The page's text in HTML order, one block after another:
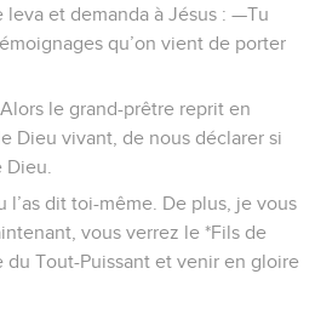
leva et demanda à Jésus : —Tu
qu’on vient de porter
le grand-prêtre reprit en
Dieu vivant, de nous déclarer si
dit toi-même. De plus, je vous
vous verrez le *Fils de
du Tout-Puissant et venir en gloire